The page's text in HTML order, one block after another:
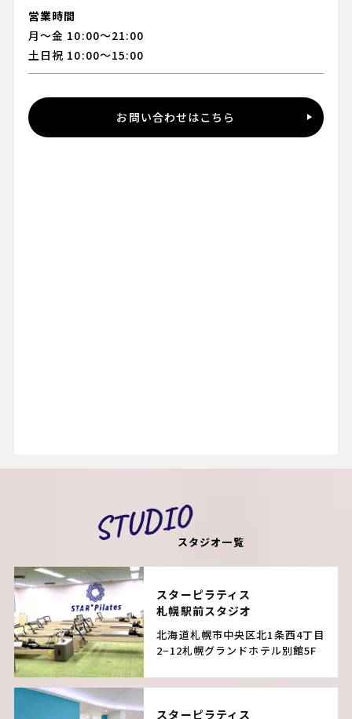
営業時間
月～金 10:00～21:00
土日祝 10:00～15:00
お問い合わせはこちら
STUDIOスタジオ一覧
スターピラティス
札幌駅前スタジオ
北海道札幌市中央区北1条西4丁目
2−12札幌グランドホテル別館5F
スターピラティス